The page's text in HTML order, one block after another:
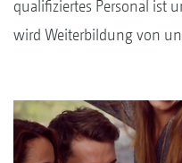
qualifiziertes Personal ist
wird Weiterbildung von